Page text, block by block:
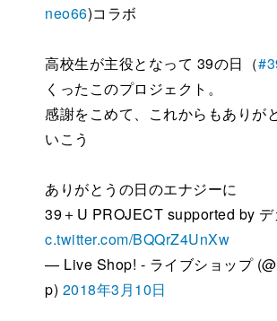
neo66)コラボ
高校生が主役となって 39の日（
くったこのプロジェクト。
感謝をこめて、これからもありが
いこう
ありがとうの日のエナジーに
39＋U PROJECT supported by デ
c.twitter.com/BQQrZ4UnXw
— Live Shop! - ライブショップ
p) 2018年3月10日